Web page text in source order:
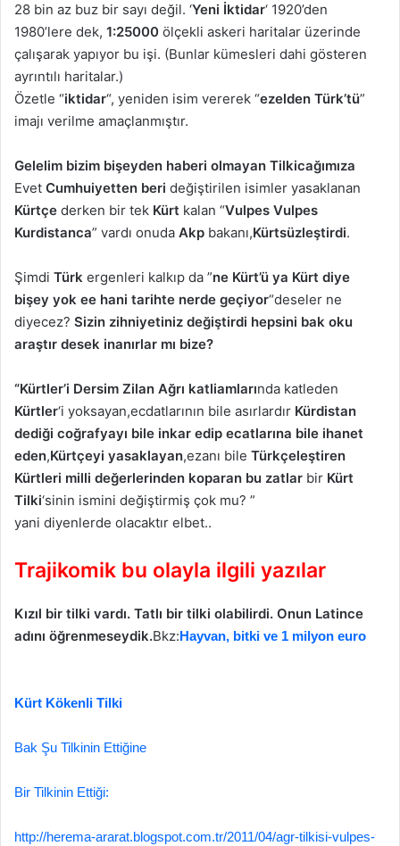
28 bin az buz bir sayı değil. ‘Yeni İktidar‘ 1920’den
1980’lere dek, 1:25000 ölçekli askeri haritalar üzerinde
çalışarak yapıyor bu işi. (Bunlar kümesleri dahi gösteren
ayrıntılı haritalar.)
Özetle “iktidar“, yeniden isim vererek “ezelden Türk’tü”
imajı verilme amaçlanmıştır.
Gelelim bizim bişeyden haberi olmayan Tilkicağımıza
Evet Cumhuiyetten beri değiştirilen isimler yasaklanan
Kürtçe derken bir tek Kürt kalan “Vulpes Vulpes
Kurdistanca” vardı onuda Akp bakanı,Kürtsüzleştirdi.
Şimdi Türk ergenleri kalkıp da ”ne Kürt’ü ya Kürt diye
bişey yok ee hani tarihte nerde geçiyor“deseler ne
diyecez? Sizin zihniyetiniz değiştirdi hepsini bak oku
araştır desek inanırlar mı bize?
“Kürtler’i Dersim Zilan Ağrı katliamlarında katleden
Kürtler‘i yoksayan,ecdatlarının bile asırlardır Kürdistan
dediği coğrafyayı bile inkar edip ecatlarına bile ihanet
eden,Kürtçeyi yasaklayan,ezanı bile Türkçeleştiren
Kürtleri milli değerlerinden koparan bu zatlar bir Kürt
Tilki‘sinin ismini değiştirmiş çok mu? ”
yani diyenlerde olacaktır elbet..
Trajikomik bu olayla ilgili yazılar
Kızıl bir tilki vardı. Tatlı bir tilki olabilirdi. Onun Latince
adını öğrenmeseydik.Bkz:Hayvan, bitki ve 1 milyon euro
Kürt Kökenli Tilki
Bak Şu Tilkinin Ettiğine
Bir Tilkinin Ettiği:
http://herema-ararat.blogspot.com.tr/2011/04/agr-tilkisi-vulpes-